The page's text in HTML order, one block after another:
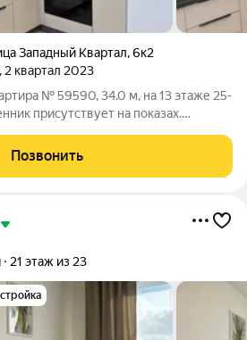
Западный Квартал,6к2
, 2 квартал 2023
№ 59590, 34.0 м, на 13 этаже 25-
присутствует на показах.
По условиям проживания: можно с
Из
Позвонить
21 этаж из 23